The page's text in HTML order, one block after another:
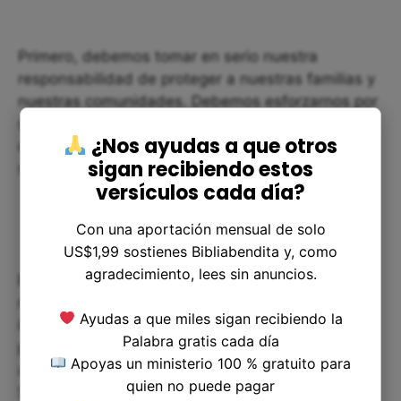
Primero, debemos tomar en serio nuestra
responsabilidad de proteger a nuestras familias y
nuestras comunidades. Debemos esforzarnos por
ser buenos ciudadanos, vivir en paz con los
demás, y hacer lo que podamos para garantizar la
seguridad en nuestro entorno.
En segundo lugar, también debemos recordar que
importa cuán fuertes seamos físicamente, nada
puede protegernos de todo lo que la vida nos
arrojará. Pero si tenemos una fe fuerte en el
Señor, podemos enfrentar cualquier cosa. Así que
¿Nos ayudas a que otros
sigan recibiendo estos
versículos cada día?
Con una aportación mensual de solo
US$1,99 sostienes Bibliabendita y, como
agradecimiento, lees sin anuncios.
Ayudas a que miles sigan recibiendo la
Palabra gratis cada día
Apoyas un ministerio 100 % gratuito para
quien no puede pagar